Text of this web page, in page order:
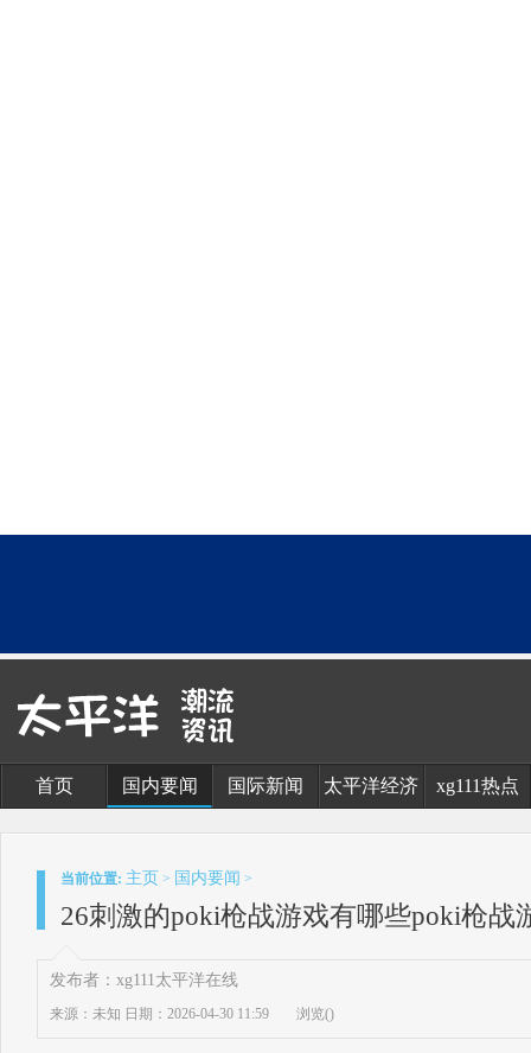
首页 国内要闻 国际新闻 太平洋经济 xg111热点
当前位置: 主页 > 国内要闻 >
26刺激的poki枪战游戏有哪些poki枪战
发布者：xg111太平洋在线
来源：未知 日期：2026-04-30 11:59 浏览()